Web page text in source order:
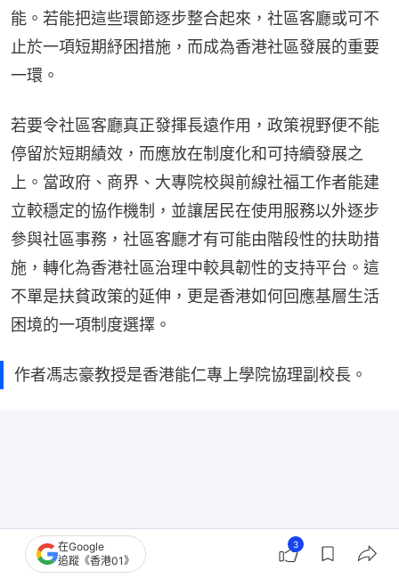
能。若能把這些環節逐步整合起來，社區客廳或可不
止於一項短期紓困措施，而成為香港社區發展的重要
一環。
若要令社區客廳真正發揮長遠作用，政策視野便不能
停留於短期績效，而應放在制度化和可持續發展之
上。當政府、商界、大專院校與前線社福工作者能建
立較穩定的協作機制，並讓居民在使用服務以外逐步
參與社區事務，社區客廳才有可能由階段性的扶助措
施，轉化為香港社區治理中較具韌性的支持平台。這
不單是扶貧政策的延伸，更是香港如何回應基層生活
困境的一項制度選擇。
作者馮志豪教授是香港能仁專上學院協理副校長。
在Google
追蹤《香港01》
3